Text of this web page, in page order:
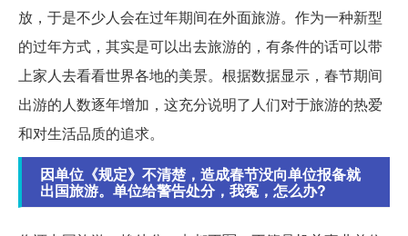
放，于是不少人会在过年期间在外面旅游。作为一种新型
的过年方式，其实是可以出去旅游的，有条件的话可以带
上家人去看看世界各地的美景。根据数据显示，春节期间
出游的人数逐年增加，这充分说明了人们对于旅游的热爱
和对生活品质的追求。
因单位《规定》不清楚，造成春节没向单位报备就
出国旅游。单位给警告处分，我冤，怎么办?